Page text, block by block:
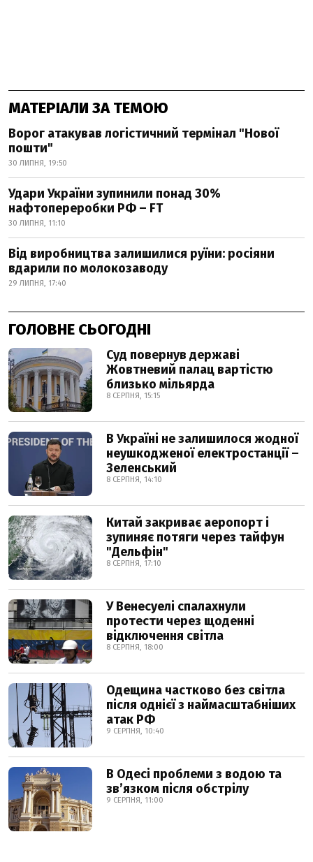
МАТЕРІАЛИ ЗА ТЕМОЮ
Ворог атакував логістичний термінал "Нової
пошти"
30 ЛИПНЯ, 19:50
Удари України зупинили понад 30%
нафтопереробки РФ – FT
30 ЛИПНЯ, 11:10
Від виробництва залишилися руїни: росіяни
вдарили по молокозаводу
29 ЛИПНЯ, 17:40
ГОЛОВНЕ СЬОГОДНІ
Суд повернув державі
Жовтневий палац вартістю
близько мільярда
8 СЕРПНЯ, 15:15
В Україні не залишилося жодної
неушкодженої електростанції –
Зеленський
8 СЕРПНЯ, 14:10
Китай закриває аеропорт і
зупиняє потяги через тайфун
"Дельфін"
8 СЕРПНЯ, 17:10
У Венесуелі спалахнули
протести через щоденні
відключення світла
8 СЕРПНЯ, 18:00
Одещина частково без світла
після однієї з наймасштабніших
атак РФ
9 СЕРПНЯ, 10:40
В Одесі проблеми з водою та
звʼязком після обстрілу
9 СЕРПНЯ, 11:00